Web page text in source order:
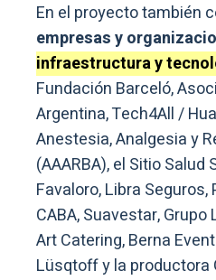
En el proyecto también
empresas y
infraestructura y
Fundación Barceló,
Argentina, Tech4All /
Anestesia, Analgesia y
(AAARBA), el Sitio Salud
Favaloro, Libra Seguros,
CABA, Suavestar,
Art Catering, Berna
Lüsqtoff y la productora